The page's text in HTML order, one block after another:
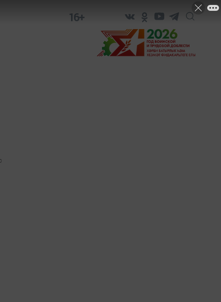
16+